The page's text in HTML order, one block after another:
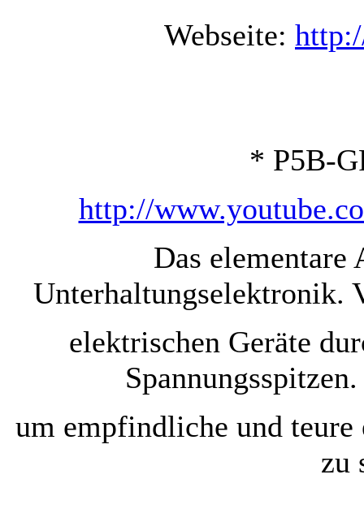
Webseite:
* P5B-
http://
Das
Unterhaltungselektronik.
elektrischen Geräte
um empfindliche und teure
zu